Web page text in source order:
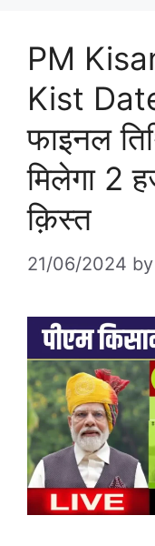
PM
Kist
फाइनल
मिलेगा 2
क़िस्त
21/06/2024 by